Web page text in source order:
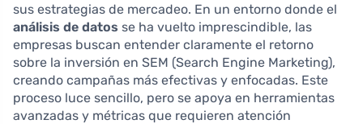
sus estrategias de mercadeo. En un entorno donde el
análisis de datos se ha vuelto imprescindible, las
empresas buscan entender claramente el retorno
sobre la inversión en SEM (Search Engine Marketing),
creando campañas más efectivas y enfocadas. Este
proceso luce sencillo, pero se apoya en herramientas
avanzadas y métricas que requieren atención